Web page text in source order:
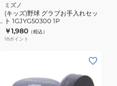
ミズノ
(キッズ)野球 グラブお手入れセッ
ト 1GJYG50300 1P
￥1,980 （税込）
18ポイント